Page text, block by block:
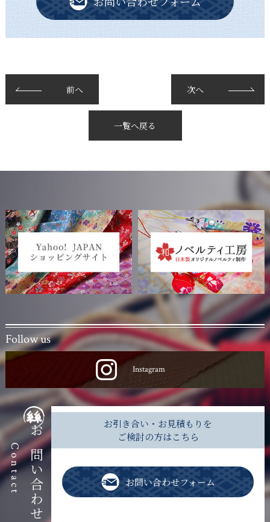
前へ 次へ
一覧へ戻る
Follow us
Instagram
お問い合わせ
Contact
お引き合い・お見積もりを
ご検討の方はこちら
お問い合わせフォーム